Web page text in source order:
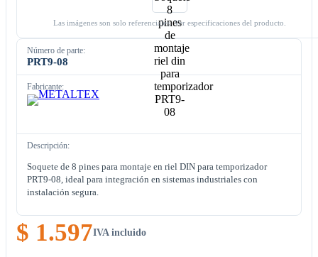
Las imágenes son solo referenciales. Ver especificaciones del producto.
Número de parte:
PRT9-08
Fabricante:
Descripción:
Soquete de 8 pines para montaje en riel DIN para temporizador
PRT9-08, ideal para integración en sistemas industriales con
instalación segura.
$ 1.597IVA incluido